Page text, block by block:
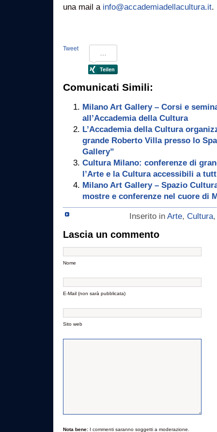
una mail a info@accademiadellacultura.it.
Tweet
Comunicati Simili:
Milano Art Gallery – Corsi e
all’Accademia della Cultura
L’Accademia della Cultura
grande Roberto Villa presso lo
Gallery”
Cultura Milano: conferenze di
l’Arte e la Cultura accessibili a
Milano Art Gallery – Spazio
mostre e conferenze nel cuore di
Inserito in Arte, Cultura
Lascia un commento
Nome
E-Mail (non sarà pubblicata)
Sito web
Nota bene: I commenti saranno soggetti a moderazione.